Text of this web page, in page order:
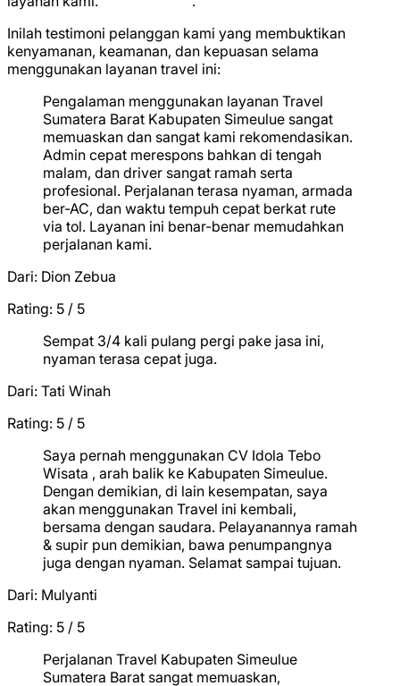
Inilah testimoni pelanggan kami yang membuktikan
kenyamanan, keamanan, dan kepuasan selama
menggunakan layanan travel ini:
Pengalaman menggunakan layanan Travel
Sumatera Barat Kabupaten Simeulue sangat
memuaskan dan sangat kami rekomendasikan.
Admin cepat merespons bahkan di tengah
malam, dan driver sangat ramah serta
profesional. Perjalanan terasa nyaman, armada
ber-AC, dan waktu tempuh cepat berkat rute
via tol. Layanan ini benar-benar memudahkan
perjalanan kami.
Dari: Dion Zebua
Rating: 5 / 5
Sempat 3/4 kali pulang pergi pake jasa ini,
nyaman terasa cepat juga.
Dari: Tati Winah
Rating: 5 / 5
Saya pernah menggunakan CV Idola Tebo
Wisata , arah balik ke Kabupaten Simeulue.
Dengan demikian, di lain kesempatan, saya
akan menggunakan Travel ini kembali,
bersama dengan saudara. Pelayanannya ramah
& supir pun demikian, bawa penumpangnya
juga dengan nyaman. Selamat sampai tujuan.
Dari: Mulyanti
Rating: 5 / 5
Perjalanan Travel Kabupaten Simeulue
Sumatera Barat sangat memuaskan,